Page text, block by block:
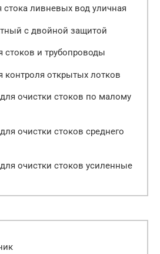
стока ливневых вод уличная
с двойной защитой
стоков и трубопроводы
контроля открытых лотков
очистки стоков по малому
очистки стоков среднего
очистки стоков усиленные